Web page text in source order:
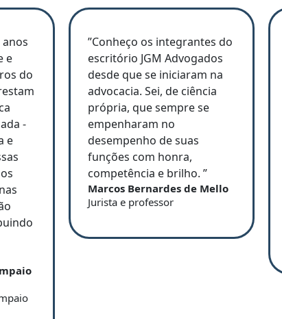
anos
e
do
-
e
”Conheço os integrantes do
escritório JGM Advogados
desde que se iniciaram na
advocacia. Sei, de ciência
própria, que sempre se
empenharam no
desempenho de suas
funções com honra,
competência e brilho. ”
Marcos Bernardes de Mello
Jurista e professor